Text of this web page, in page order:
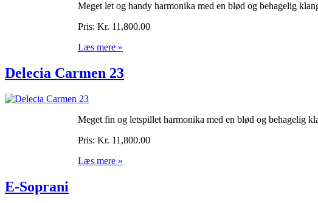
Meget let og handy harmonika med en blød og behagelig
Pris: Kr. 11,800.00
Læs mere »
Delecia Carmen 23
Meget fin og letspillet harmonika med en blød og behagelig
Pris: Kr. 11,800.00
Læs mere »
E-Soprani